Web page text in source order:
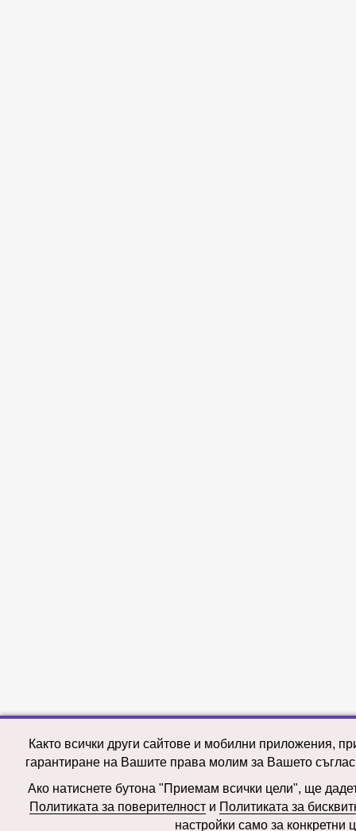
Както всички други сайтове и мобилни приложения,
гарантиране на Вашите права молим за Вашето
Ако натиснете бутона "Приемам всички цели", ще
Политиката за поверителност и Политиката за
настройки само за конкретни